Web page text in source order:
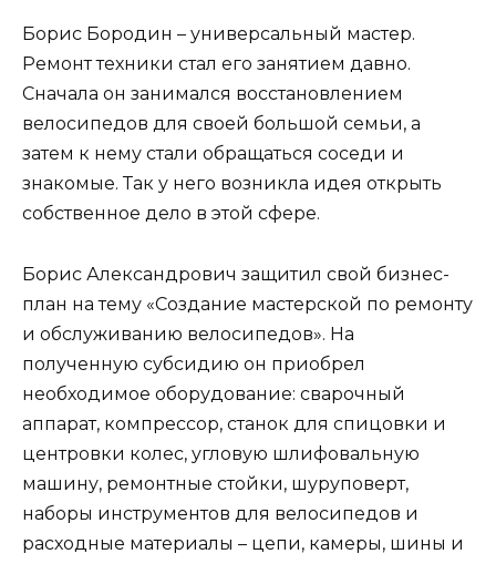
Борис Бородин – универсальный мастер.
Ремонт техники стал его занятием давно.
Сначала он занимался восстановлением
велосипедов для своей большой семьи, а
затем к нему стали обращаться соседи и
знакомые. Так у него возникла идея открыть
собственное дело в этой сфере.
Борис Александрович защитил свой бизнес-
план на тему «Создание мастерской по ремонту
и обслуживанию велосипедов». На
полученную субсидию он приобрел
необходимое оборудование: сварочный
аппарат, компрессор, станок для спицовки и
центровки колес, угловую шлифовальную
машину, ремонтные стойки, шуруповерт,
наборы инструментов для велосипедов и
расходные материалы – цепи, камеры, шины и